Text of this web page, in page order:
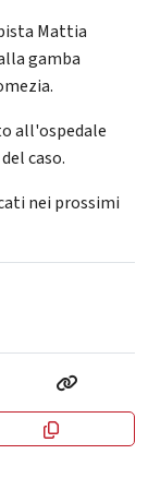
Mattia
gamba
all'ospedale
caso.
nei prossimi